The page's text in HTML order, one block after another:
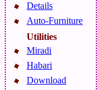
Details
Auto-Furniture
Utilities
Miradi
Habari
Download